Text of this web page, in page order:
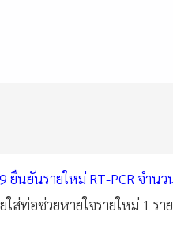
นยันรายใหม่ RT-PCR จำน
ส่ท่อช่วยหายใจรายใหม่ 1 ร